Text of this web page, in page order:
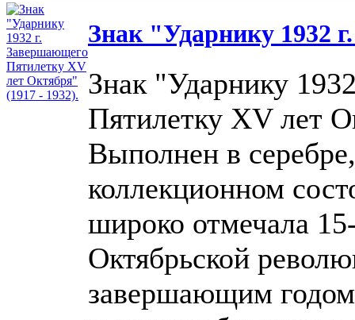
Знак "Ударнику 1932
Знак "Ударнику
Пятилетку XV лет
Выполнен в
коллекционном
широко отмечала
Октябрьской
завершающим